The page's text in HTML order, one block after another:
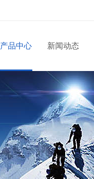
产品中心 新闻动态